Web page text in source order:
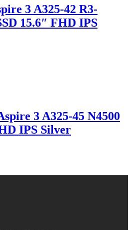
3 A325-42 R3-
15.6″ FHD IPS
3 A325-45 N4500
IPS Silver